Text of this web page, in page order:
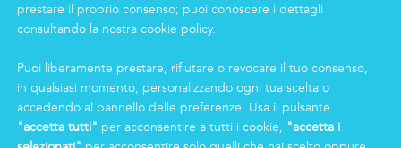
Certificazioni
News
Markas Family
Press
prestare il proprio consenso; puoi conoscere i dettagli
consultando la nostra cookie policy.
Puoi liberamente prestare, rifiutare o revocare il tuo consenso,
in qualsiasi momento, personalizzando ogni tua scelta o
accedendo al pannello delle preferenze. Usa il pulsante
"accetta tutti" per acconsentire a tutti i cookie, "accetta i